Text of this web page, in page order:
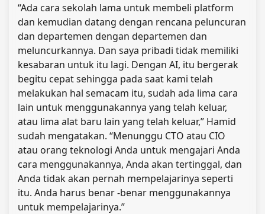
“Ada cara sekolah lama untuk membeli platform
dan kemudian datang dengan rencana peluncuran
dan departemen dengan departemen dan
meluncurkannya. Dan saya pribadi tidak memiliki
kesabaran untuk itu lagi. Dengan AI, itu bergerak
begitu cepat sehingga pada saat kami telah
melakukan hal semacam itu, sudah ada lima cara
lain untuk menggunakannya yang telah keluar,
atau lima alat baru lain yang telah keluar,” Hamid
sudah mengatakan. “Menunggu CTO atau CIO
atau orang teknologi Anda untuk mengajari Anda
cara menggunakannya, Anda akan tertinggal, dan
Anda tidak akan pernah mempelajarinya seperti
itu. Anda harus benar -benar menggunakannya
untuk mempelajarinya.”